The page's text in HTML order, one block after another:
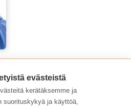
evästeistä
kerätäksemme ja
suorituskykyä ja käyttöä,